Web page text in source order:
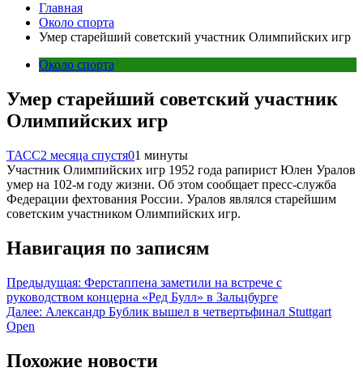
Главная
Около спорта
Умер старейший советский участник Олимпийских игр
Около спорта
Умер старейший советский участник
Олимпийских игр
ТАСС2 месяца спустя01 минуты
Участник Олимпийских игр 1952 года рапирист Юлен Уралов
умер на 102-м году жизни. Об этом сообщает пресс-служба
Федерации фехтования России. Уралов являлся старейшим
советским участником Олимпийских игр.
Навигация по записям
Предыдущая: Ферстаппена заметили на встрече с
руководством концерна «Ред Булл» в Зальцбурге
Далее: Александр Бублик вышел в четвертьфинал Stuttgart
Open
Похожие новости